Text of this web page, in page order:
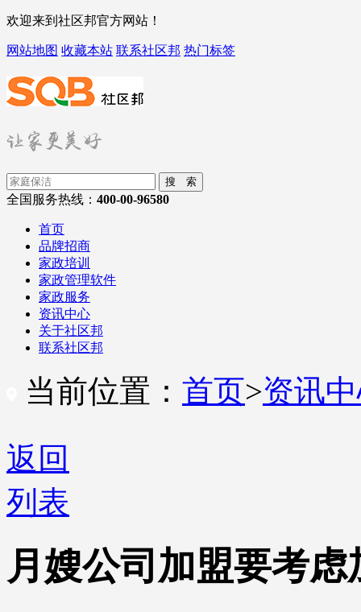
欢迎来到社区邦官方网站！
网站地图 收藏本站 联系社区邦 热门标签
搜 索
全国服务热线： 400-00-96580
首页
品牌招商
家政培训
家政管理软件
家政服务
资讯中心
关于社区邦
联系社区邦
当前位置： 首页>资讯
返回
列表
月嫂公司加盟要考